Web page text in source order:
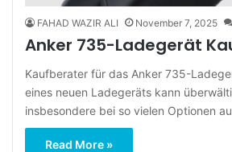
FAHAD WAZIR ALI November 7, 2025
Anker 735-Ladegerät
Kaufberater für das Anker 735-
eines neuen Ladegeräts kann
insbesondere bei so vielen Optionen
Read More »